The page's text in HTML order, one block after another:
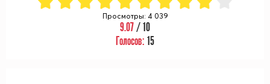
Просмотры: 4 039
9.07/ 10
Голосов: 15